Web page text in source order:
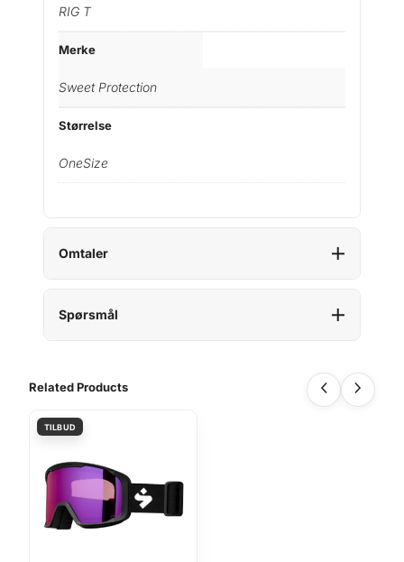
RIG T
Merke
Sweet Protection
Størrelse
OneSize
Omtaler
Spørsmål
Related Products